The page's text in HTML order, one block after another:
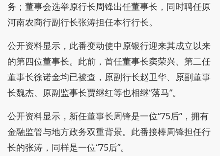
务；董事会选举原行长周锋出任董事长，同时聘任原
河南农商行副行长张涛担任本行行长。
公开资料显示，此番变动使中原银行迎来其成立以来
的第四位董事长。此前，首任董事长窦荣兴、第二任
董事长徐诺金均已被查，原副行长赵卫华、原副董事
长魏杰、原副监事长贾继红等也相继“落马”。
公开资料显示，新任董事长周锋是一位“75后”，拥有
金融监管与地方政务双重背景。此番接棒周锋担任行
长的张涛，同样是一位“75后”。